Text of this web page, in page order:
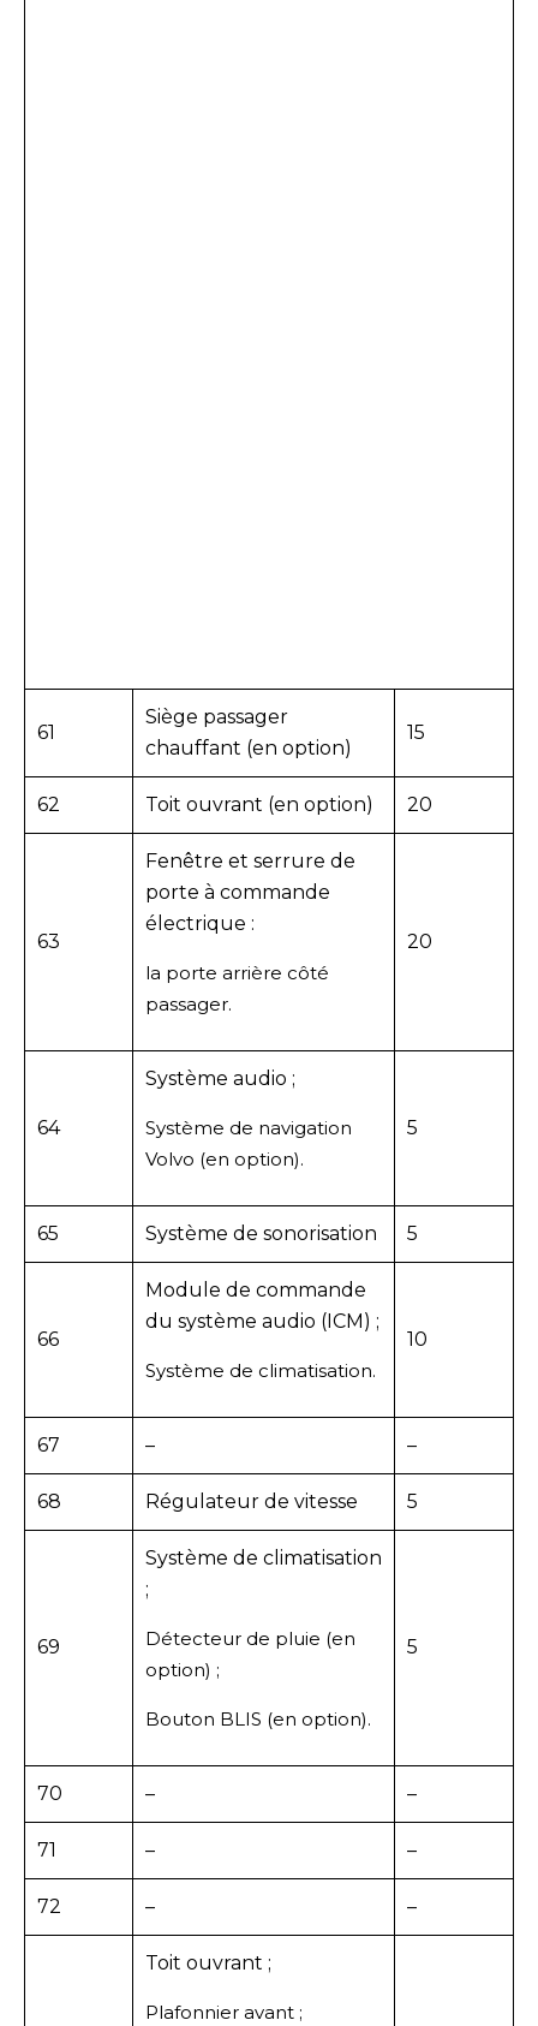
61
Siège passager
chauffant (en option)
15
62 Toit ouvrant (en option) 20
63
Fenêtre et serrure de
porte à commande
électrique :
la porte arrière côté
passager.
20
64
Système audio ;
Système de navigation
Volvo (en option).
5
65 Système de sonorisation 5
66
Module de commande
du système audio (ICM) ;
Système de climatisation.
10
67 – –
68 Régulateur de vitesse 5
69
Système de climatisation
;
Détecteur de pluie (en
option) ;
Bouton BLIS (en option).
5
70 – –
71 – –
72 – –
Toit ouvrant ;
Plafonnier avant ;